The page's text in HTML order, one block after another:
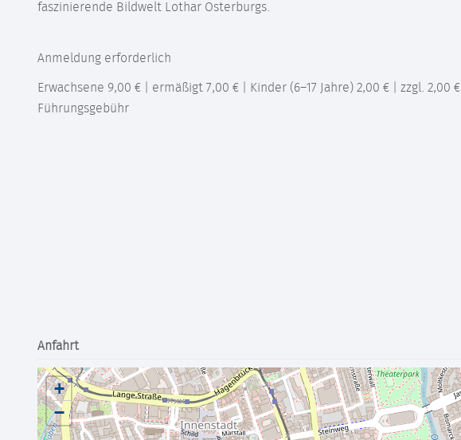
faszinierende Bildwelt Lothar Osterburgs.
Anmeldung erforderlich
Erwachsene 9,00 € | ermäßigt 7,00 € | Kinder (6–17 Jahre) 2,00 € | zzgl. 2,00 €
Führungsgebühr
Anfahrt
+
−